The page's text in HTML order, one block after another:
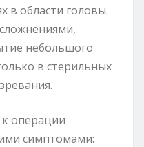
в области головы.
небольшого
в стерильных
к операции
симптомами: